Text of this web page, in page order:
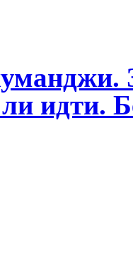
идти.